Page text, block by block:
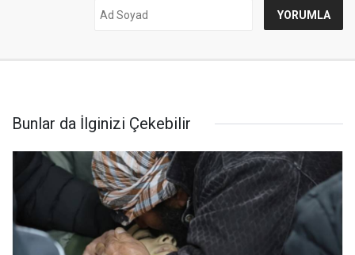
Bunlar da İlginizi Çekebilir